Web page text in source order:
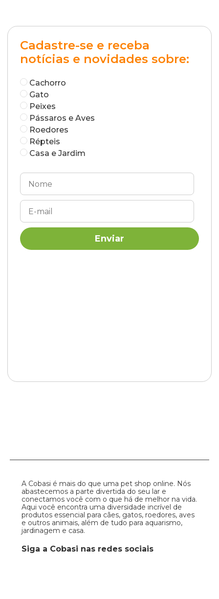
Cadastre-se e receba
notícias e novidades sobre:
Cachorro
Gato
Peixes
Pássaros e Aves
Roedores
Répteis
Casa e Jardim
A Cobasi é mais do que uma pet shop online. Nós
abastecemos a parte divertida do seu lar e
conectamos você com o que há de melhor na vida.
Aqui você encontra uma diversidade incrível de
produtos essencial para cães, gatos, roedores, aves
e outros animais, além de tudo para aquarismo,
jardinagem e casa.
Siga a Cobasi nas redes sociais